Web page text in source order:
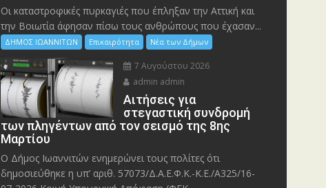
Οι καταστροφικές πυρκαγιές που έπληξαν την Αττική και
την Bοιωτία άφησαν πίσω τους ανθρώπους που έχασαν...
ΔΗΜΟΣ ΙΩΑΝΝΙΤΩΝ Επικαιρότητα Νέα των Δήμων
7 Αυγούστου 2026
admin admin
Αιτήσεις για
στεγαστική συνδρομή
των πληγέντων από τον σεισμό της 8ης
Μαρτίου
Ο Δήμος Ιωαννιτών ενημερώνει τους πολίτες ότι
δημοσιεύθηκε η υπ’ αριθ. 57073/Δ.Α.Ε.Φ.Κ.-Κ.Ε./Α325/16-